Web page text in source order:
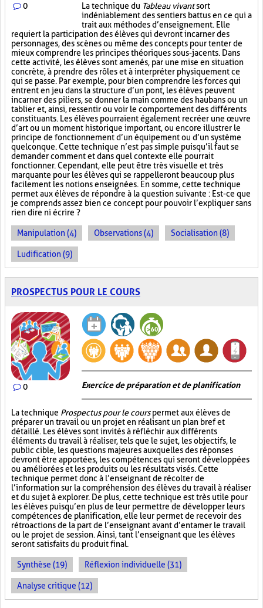
0 La technique du Tableau vivantsort
indéniablement des sentiers battus en ce qui a
trait aux méthodes d’enseignement. Elle
requiert la participation des élèves qui devront incarner des
personnages, des scènes ou même des concepts pour tenter de
mieux comprendre les principes théoriques sous-jacents. Dans
cette activité, les élèves sont amenés, par une mise en situation
concrète, à prendre des rôles et à interpréter physiquement ce
qui se passe. Par exemple, pour bien comprendre les forces qui
entrent en jeu dans la structure d’un pont, les élèves peuvent
incarner des piliers, se donner la main comme des haubans ou un
tablier et, ainsi, ressentir ou voir le comportement des différents
constituants. Les élèves pourraient également recréer une œuvre
d’art ou un moment historique important, ou encore illustrer le
principe de fonctionnement d’un équipement ou d’un système
quelconque. Cette technique n’est pas simple puisqu’il faut se
demander comment et dans quel contexte elle pourrait
fonctionner. Cependant, elle peut être très visuelle et très
marquante pour les élèves qui se rappelleront beaucoup plus
facilement les notions enseignées. En somme, cette technique
permet aux élèves de répondre à la question suivante : Est-ce que
je comprends assez bien ce concept pour pouvoir l’expliquer sans
rien dire ni écrire ?
Manipulation (4) Observations (4) Socialisation (8)
Ludification (9)
PROSPECTUS POUR LE COURS
0 Exercice de préparation et de planification
La technique Prospectus pour le courspermet aux élèves de
préparer un travail ou un projet en réalisant un plan bref et
détaillé. Les élèves sont invités à réfléchir aux différents
éléments du travail à réaliser, tels que le sujet, les objectifs, le
public cible, les questions majeures auxquelles des réponses
devront être apportées, les compétences qui seront développées
ou améliorées et les produits ou les résultats visés. Cette
technique permet donc à l’enseignant de récolter de
l’information sur la compréhension des élèves du travail à réaliser
et du sujet à explorer. De plus, cette technique est très utile pour
les élèves puisqu’en plus de leur permettre de développer leurs
compétences de planification, elle leur permet de recevoir des
rétroactions de la part de l’enseignant avant d’entamer le travail
ou le projet de session. Ainsi, tant l’enseignant que les élèves
seront satisfaits du produit final.
Synthèse (19) Réflexion individuelle (31)
Analyse critique (12)